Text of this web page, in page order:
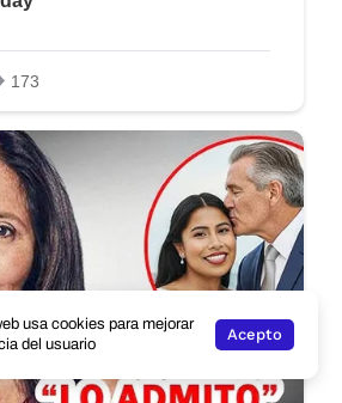
usa cookies para mejorar
del usuario
Acepto